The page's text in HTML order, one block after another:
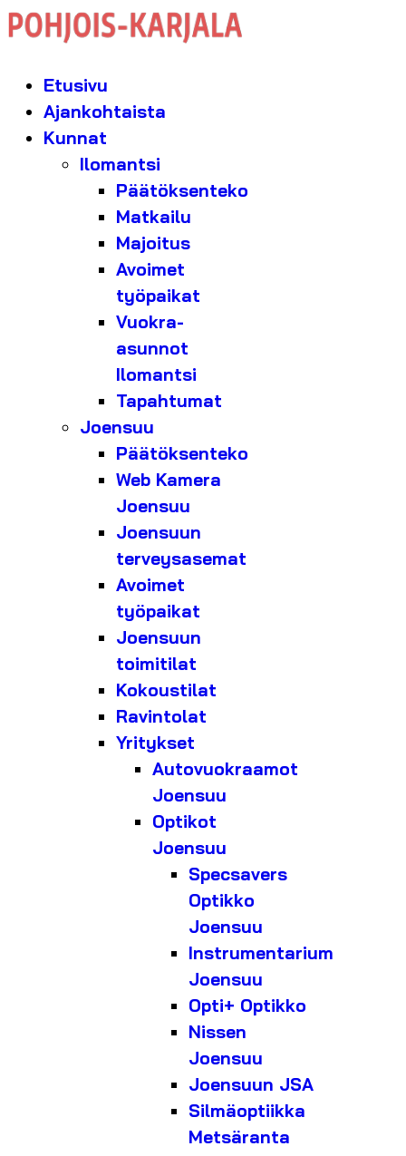
Etusivu
Ajankohtaista
Kunnat
Ilomantsi
Päätöksenteko
Matkailu
Majoitus
Avoimet
työpaikat
Vuokra-
asunnot
Ilomantsi
Tapahtumat
Joensuu
Päätöksenteko
Web Kamera
Joensuu
Joensuun
terveysasemat
Avoimet
työpaikat
Joensuun
toimitilat
Kokoustilat
Ravintolat
Yritykset
Autovuokraamot
Joensuu
Optikot
Joensuu
Specsavers
Optikko
Joensuu
Instrumentarium
Joensuu
Opti+ Optikko
Nissen
Joensuu
Joensuun JSA
Silmäoptiikka
Metsäranta